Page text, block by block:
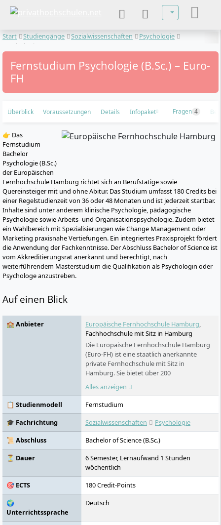
Sprache
Start Studiengänge Sozialwissenschaften
Psychologie
Psychologie
Fernstudium Psychologie (B.Sc.) – Euro-
FH
Überblick Voraussetzungen Details Infopaket Fragen 4
👉 Das
Fernstudium
Bachelor
Psychologie (B.Sc.)
der Europäischen
Fernhochschule Hamburg richtet sich an Berufstätige sowie
Quereinsteiger mit und ohne Abitur. Das Studium umfasst 180 Credits bei
einer Regelstudienzeit von 36 oder 48 Monaten und ist jederzeit startbar.
Inhalte sind unter anderem klinische Psychologie, pädagogische
Psychologie sowie Arbeits- und Organisationspsychologie. Zudem bietet
ein Wahlbereich mit Spezialisierungen wie Change Management oder
Marketing praxisnahe Vertiefungen. Ein integriertes Praxisprojekt fördert
die Anwendung der Fachkenntnisse. Der Abschluss Bachelor of Science ist
vom Akkreditierungsrat anerkannt und berechtigt, nach
weiterführendem Masterstudium die Qualifikation als Psychologin oder
Psychologe anzustreben.
Auf einen Blick
🏫 Anbieter Europäische Fernhochschule Hamburg,
Fachhochschule mit Sitz in Hamburg
Die Europäische Fernhochschule Hamburg
(Euro-FH) ist eine staatlich anerkannte
private Fernhochschule mit Sitz in
Hamburg. Sie bietet über 200
Studienprogramme in verschiedenen
Fachbereichen an – berufsbegleitend,
flexibel und digital. Als Teil der Klett Gruppe
Betreuung, innovative Lernformate wie die
KI-Lernbegleiterin KILEA und internationale
Studienoptionen. Die Euro-FH ermöglicht
ein Studium auch ohne Abitur sowie den
Zugang zum Masterstudium ohne
Erststudium.
Alles anzeigen
📋 Studienmodell
Fernstudium
🎓 Fachrichtung
Sozialwissenschaften
Psychologie
📜 Abschluss
Bachelor of Science (B.Sc.)
⏳ Dauer
6 Semester, Lernaufwand 1 Stunden
wöchentlich
🎯 ECTS
180 Credit-Points
🌍
Unterrichtssprache
Deutsch